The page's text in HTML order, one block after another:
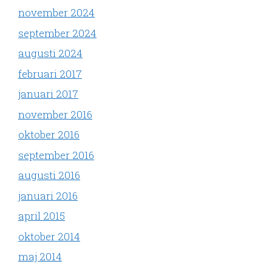
november 2024
september 2024
augusti 2024
februari 2017
januari 2017
november 2016
oktober 2016
september 2016
augusti 2016
januari 2016
april 2015
oktober 2014
maj 2014